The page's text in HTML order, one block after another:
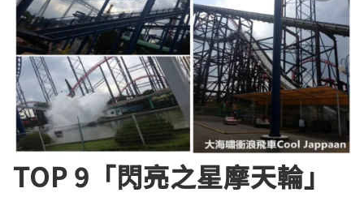
TOP 9「閃亮之星摩天輪」